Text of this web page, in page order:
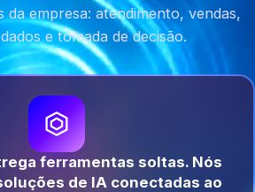
empresa: atendimento, vendas,
e tomada de decisão.
ferramentas soltas. Nós
de IA conectadas ao